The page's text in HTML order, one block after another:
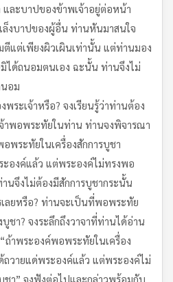
ละบาปของข้าพเจ้าอยู่ต่อหน้า
ล็งบาปของผู้อื่น ท่านหันมาสนใจ
แต่เพียงผิวเผินเท่านั้น แต่ท่านมอง
ได้ถนอมตนเอง ฉะนั้น ท่านจึงไม่
อม
ระเจ้าหรือ? จงเรียนรู้ว่าท่านต้อง
าพอพระทัยในท่าน ท่านจงพิจารณา
พระทัยในเครื่องสักการบูชา
ะองค์แล้ว แต่พระองค์ไม่ทรงพอ
นจึงไม่ต้องมีสักการบูชากระนั้น
ลยหรือ? ท่านจะเป็นที่พอพระทัย
ชา? จงระลึกถึงวาจาที่ท่านได้อ่าน
าพระองค์พอพระทัยในเครื่อง
ถวายแด่พระองค์แล้ว แต่พระองค์ไม่
ชา” จงฟังต่อไปและกล่าวพร้อมกับ